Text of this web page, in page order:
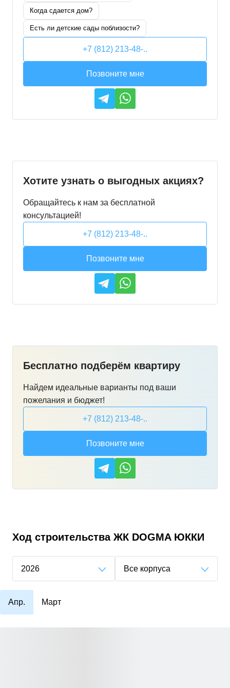
Когда сдается дом?
Есть ли детские сады поблизости?
+7 (812) 213-48-..
Позвоните мне
Хотите узнать о выгодных акциях?
Обращайтесь к нам за бесплатной
консультацией!
+7 (812) 213-48-..
Позвоните мне
Бесплатно подберём квартиру
Найдем идеальные варианты под ваши
пожелания и бюджет!
+7 (812) 213-48-..
Позвоните мне
Ход строительства ЖК DOGMA ЮККИ
2026 Все корпуса
Апр. Март